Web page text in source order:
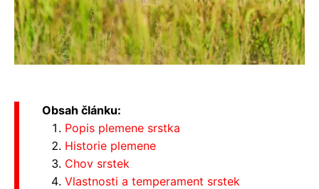
Obsah článku:
Popis plemene srstka
Historie plemene
Chov srstek
Vlastnosti a temperament srstek